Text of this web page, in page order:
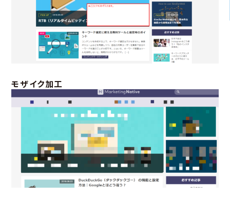
モザイク加工